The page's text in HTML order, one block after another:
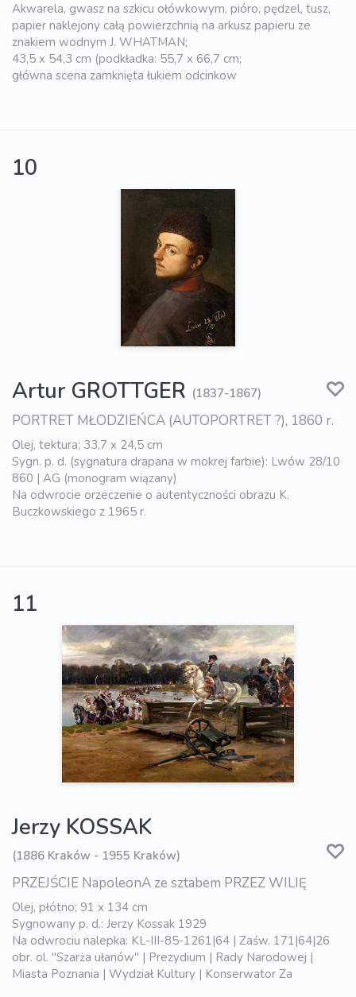
Akwarela, gwasz na szkicu ołówkowym, pióro, pędzel, tusz,
papier naklejony całą powierzchnią na arkusz papieru ze
znakiem wodnym J. WHATMAN;
43,5 x 54,3 cm (podkładka: 55,7 x 66,7 cm;
główna scena zamknięta łukiem odcinkow
10
Artur GROTTGER (1837-1867)
PORTRET MŁODZIEŃCA (AUTOPORTRET ?), 1860 r.
Olej, tektura; 33,7 x 24,5 cm
Sygn. p. d. (sygnatura drapana w mokrej farbie): Lwów 28/10
860 | AG (monogram wiązany)
Na odwrocie orzeczenie o autentyczności obrazu K.
Buczkowskiego z 1965 r.
11
Jerzy KOSSAK
(1886 Kraków - 1955 Kraków)
PRZEJŚCIE NapoleonA ze sztabem PRZEZ WILIĘ
Olej, płótno; 91 x 134 cm
Sygnowany p. d.: Jerzy Kossak 1929
Na odwrociu nalepka: KL-III-85-1261|64 | Zaśw. 171|64|26
obr. ol. "Szarża ułanów" | Prezydium | Rady Narodowej |
Miasta Poznania | Wydział Kultury | Konserwator Za